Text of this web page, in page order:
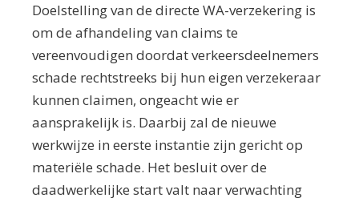
Doelstelling van de directe WA-verzekering is
om de afhandeling van claims te
vereenvoudigen doordat verkeersdeelnemers
schade rechtstreeks bij hun eigen verzekeraar
kunnen claimen, ongeacht wie er
aansprakelijk is. Daarbij zal de nieuwe
werkwijze in eerste instantie zijn gericht op
materiële schade. Het besluit over de
daadwerkelijke start valt naar verwachting